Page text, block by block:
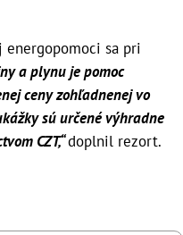
energopomoci sa pri
a plynu je pomoc
ceny zohľadnenej vo
sú určené výhradne
CZT,“doplnil rezort.